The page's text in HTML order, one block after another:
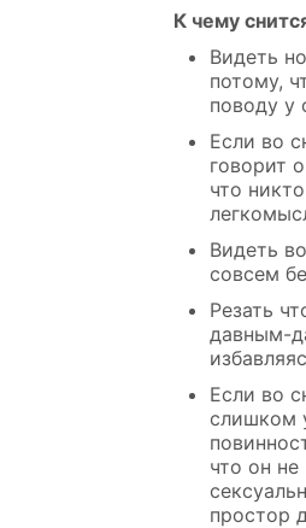
К чему
Видеть
потому,
поводу у
Если во
говорит
что
Видеть
совсем
Резать
давным-
Если во
слишком
что он
простор